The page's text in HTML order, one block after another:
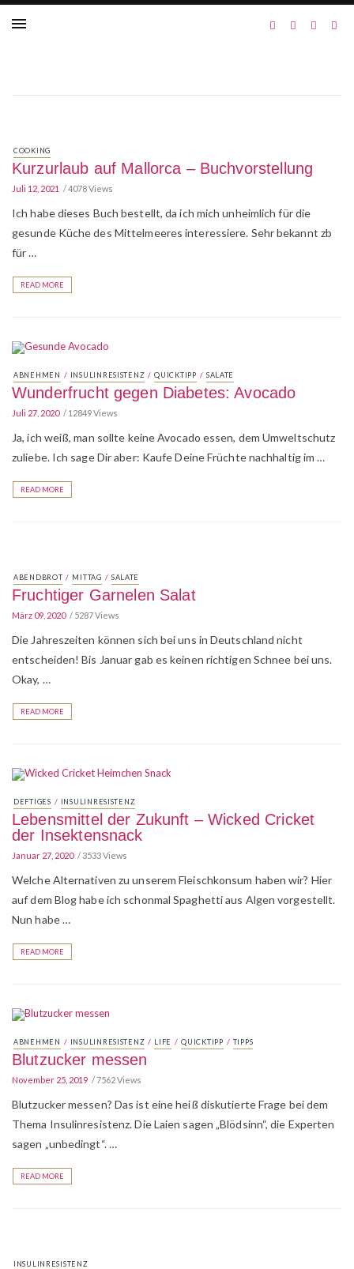
COOKING
Kurzurlaub auf Mallorca – Buchvorstellung
Juli 12, 2021 4078 Views
Ich habe dieses Buch bestellt, da ich mich unheimlich für die
gesunde Küche des Mittelmeeres interessiere. Sehr bekannt zb
für …
READ MORE
ABNEHMEN / INSULINRESISTENZ / QUICKTIPP / SALATE
Wunderfrucht gegen Diabetes: Avocado
Juli 27, 2020 12849 Views
Ja, ich weiß, man sollte keine Avocado essen, dem Umweltschutz
zuliebe. Ich sage Dir aber: Kaufe Deine Früchte nachhaltig im …
READ MORE
ABENDBROT / MITTAG / SALATE
Fruchtiger Garnelen Salat
März 09, 2020 5287 Views
Die Jahreszeiten können sich bei uns in Deutschland nicht
entscheiden! Bis Januar gab es keinen richtigen Schnee bei uns.
Okay, …
READ MORE
DEFTIGES / INSULINRESISTENZ
Lebensmittel der Zukunft – Wicked Cricket
der Insektensnack
Januar 27, 2020 3533 Views
Welche Alternativen zu unserem Fleischkonsum haben wir? Hier
auf dem Blog habe ich schonmal Spaghetti aus Algen vorgestellt.
Nun habe …
READ MORE
ABNEHMEN / INSULINRESISTENZ / LIFE / QUICKTIPP / TIPPS
Blutzucker messen
November 25, 2019 7562 Views
Blutzucker messen? Das ist eine heiß diskutierte Frage bei dem
Thema Insulinresistenz. Die Laien sagen „Blödsinn“, die Experten
sagen „unbedingt“. …
READ MORE
INSULINRESISTENZ